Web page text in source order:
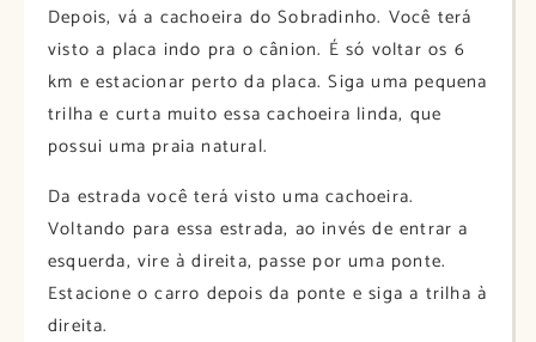
Depois, vá a cachoeira do Sobradinho. Você terá
visto a placa indo pra o cânion. É só voltar os 6
km e estacionar perto da placa. Siga uma pequena
trilha e curta muito essa cachoeira linda, que
possui uma praia natural.
Da estrada você terá visto uma cachoeira.
Voltando para essa estrada, ao invés de entrar a
esquerda, vire à direita, passe por uma ponte.
Estacione o carro depois da ponte e siga a trilha à
direita.